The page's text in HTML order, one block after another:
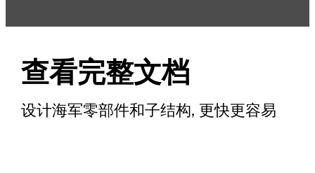
查看完整文档
设计海军零部件和子结构, 更快更容易